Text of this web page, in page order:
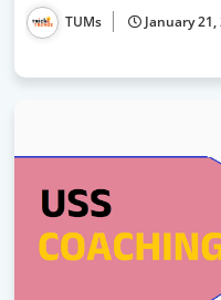
TUMs January 21,